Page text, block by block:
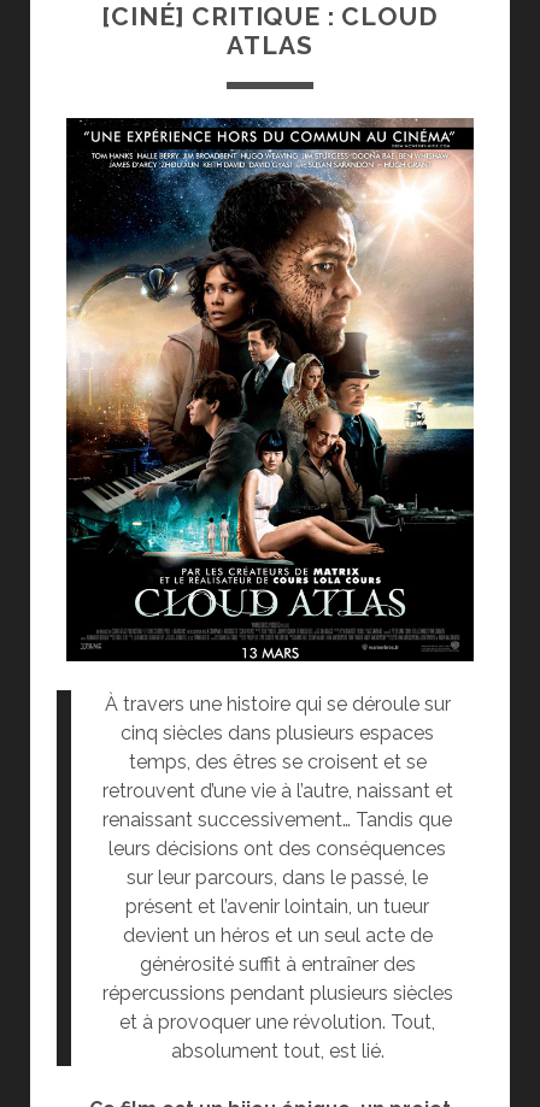
[CINÉ] CRITIQUE : CLOUD
ATLAS
À travers une histoire qui se déroule sur
cinq siècles dans plusieurs espaces
temps, des êtres se croisent et se
retrouvent d’une vie à l’autre, naissant et
renaissant successivement… Tandis que
leurs décisions ont des conséquences
sur leur parcours, dans le passé, le
présent et l’avenir lointain, un tueur
devient un héros et un seul acte de
générosité suffit à entraîner des
répercussions pendant plusieurs siècles
et à provoquer une révolution. Tout,
absolument tout, est lié.